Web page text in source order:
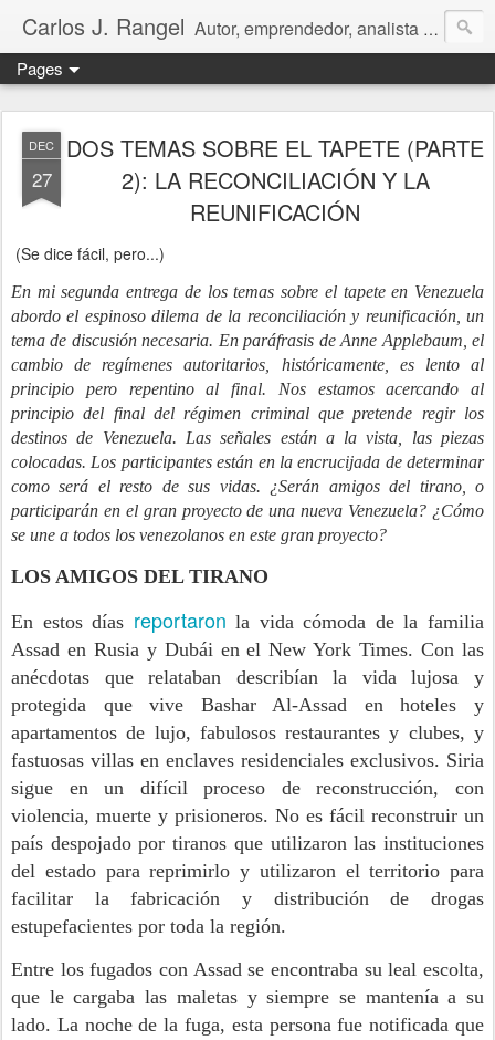
Carlos J. Rangel Autor, emprendedor, analista económico y político. Artículos y Ensayos, tanto en español como en inglés, sobre la condición de Venezuela y otros temas de interés internacional.
Pages
DEC
27
DOS TEMAS SOBRE EL TAPETE (PARTE
2): LA RECONCILIACIÓN Y LA
REUNIFICACIÓN
(Se dice fácil, pero...)
En mi segunda entrega de los temas sobre el tapete en Venezuela
abordo el espinoso dilema de la reconciliación y reunificación, un
tema de discusión necesaria. En paráfrasis de Anne Applebaum, el
cambio de regímenes autoritarios, históricamente, es lento al
principio pero repentino al final. Nos estamos acercando al
principio del final del régimen criminal que pretende regir los
destinos de Venezuela. Las señales están a la vista, las piezas
colocadas. Los participantes están en la encrucijada de determinar
como será el resto de sus vidas. ¿Serán amigos del tirano, o
participarán en el gran proyecto de una nueva Venezuela? ¿Cómo
se une a todos los venezolanos en este gran proyecto?
LOS AMIGOS DEL TIRANO
En estos días reportaron la vida cómoda de la familia
Assad en Rusia y Dubái en el New York Times. Con las
anécdotas que relataban describían la vida lujosa y
protegida que vive Bashar Al-Assad en hoteles y
apartamentos de lujo, fabulosos restaurantes y clubes, y
fastuosas villas en enclaves residenciales exclusivos. Siria
sigue en un difícil proceso de reconstrucción, con
violencia, muerte y prisioneros. No es fácil reconstruir un
país despojado por tiranos que utilizaron las instituciones
del estado para reprimirlo y utilizaron el territorio para
facilitar la fabricación y distribución de drogas
estupefacientes por toda la región.
Entre los fugados con Assad se encontraba su leal escolta,
que le cargaba las maletas y siempre se mantenía a su
lado. La noche de la fuga, esta persona fue notificada que